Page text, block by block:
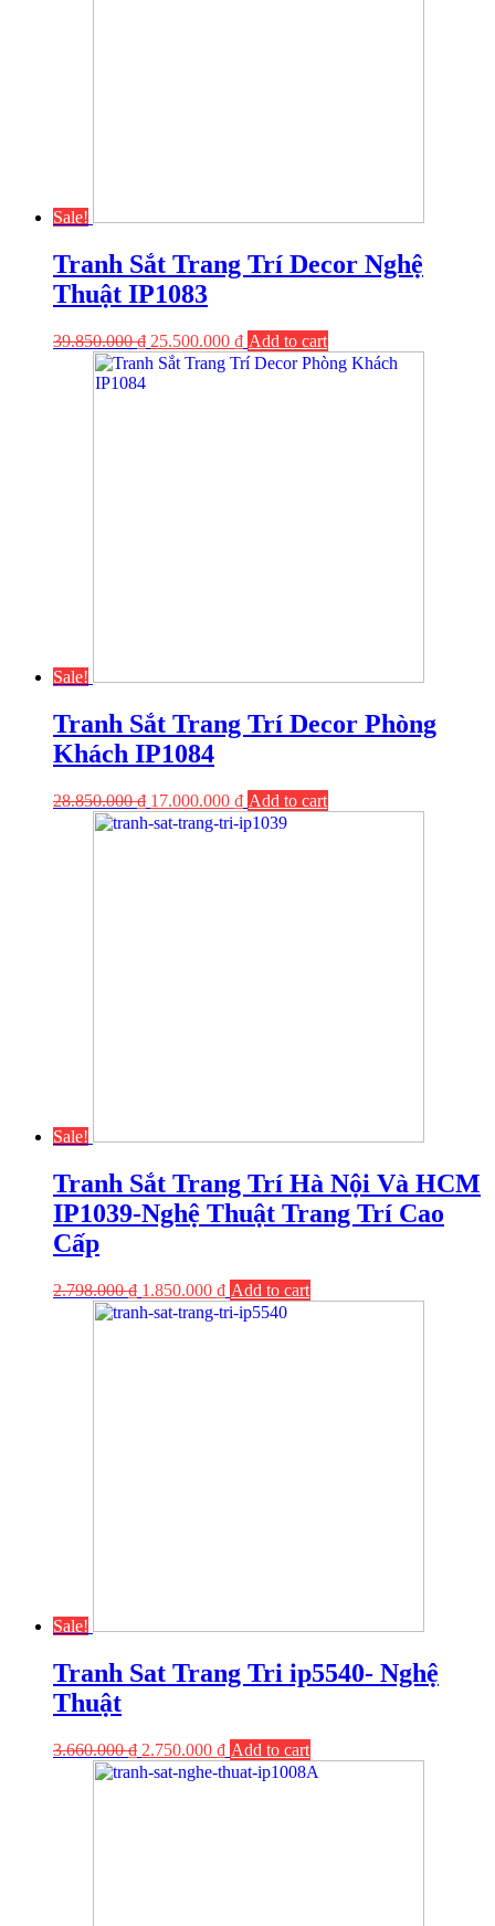
Sale!
Tranh Sắt Trang Trí Decor Nghệ
Thuật IP1083
39.850.000₫ 25.500.000 ₫ Add to cart
Sale!
Tranh Sắt Trang Trí Decor Phòng
Khách IP1084
28.850.000₫ 17.000.000 ₫ Add to cart
Sale!
Tranh Sắt Trang Trí Hà Nội Và HCM
IP1039-Nghệ Thuật Trang Trí Cao
Cấp
2.798.000₫ 1.850.000 ₫ Add to cart
Sale!
Tranh Sat Trang Tri ip5540- Nghệ
Thuật
3.660.000₫ 2.750.000 ₫ Add to cart